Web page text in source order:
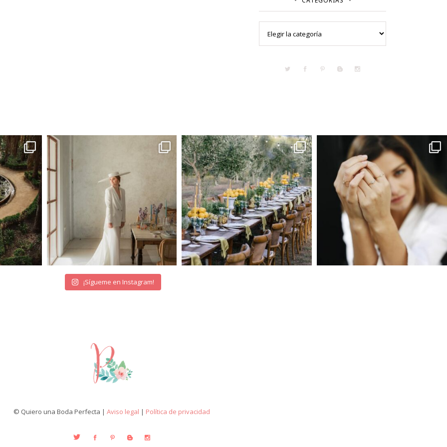
¡Sígueme en Instagram!
© Quiero una Boda Perfecta | Aviso legal | Política de privacidad